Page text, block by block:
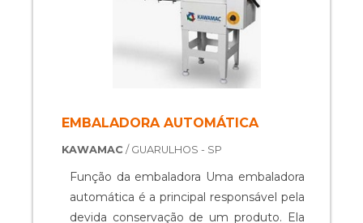
EMBALADORA AUTOMÁTICA
KAWAMAC/ GUARULHOS - SP
Função da embaladora Uma embaladora
automática é a principal responsável pela
devida conservação de um produto. Ela